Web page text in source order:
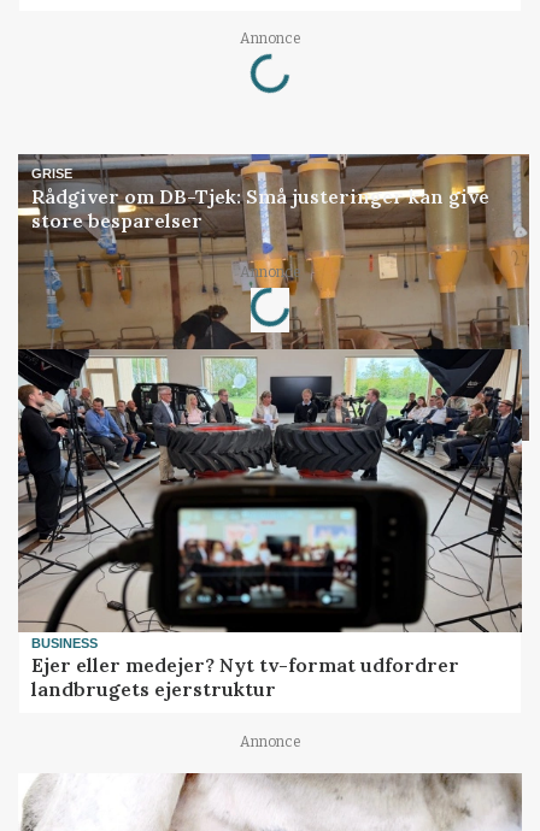
Annonce
Loading...
GRISE
Rådgiver om DB-Tjek: Små justeringer kan give
store besparelser
Annonce
Loading...
BUSINESS
Ejer eller medejer? Nyt tv-format udfordrer
landbrugets ejerstruktur
Annonce